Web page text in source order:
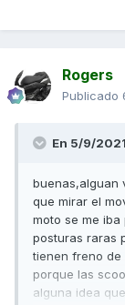
Rogers
Publicado
En 5/9/
buenas,alguan
que mirar el
moto se me
posturas raras
tienen freno de
porque las
alguna idea